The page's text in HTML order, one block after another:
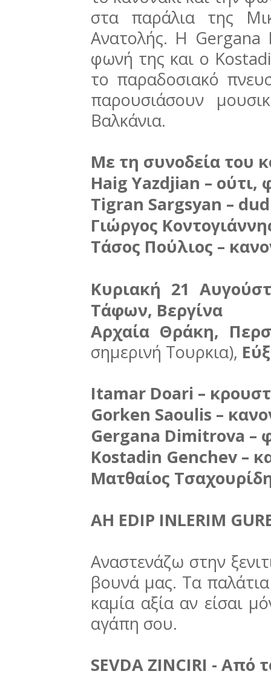
στα παράλια της
Ανατολής. Η Gergana
φωνή της και ο
το παραδοσιακό
παρουσιάσουν
Βαλκάνια.
Με τη συνοδεία του
Haig Yazdjian – ούτι,
Tigran Sargsyan –
Γιώργος
Τάσος Πούλιος –
Κυριακή 21
Τάφων, Βεργίνα
Αρχαία Θράκη,
σημερινή Τουρκια),
Itamar Doari –
Gorken Saoulis –
Gergana Dimitrova –
Kostadin Genchev –
Ματθαίος
AH EDIP INLERIM
Αναστενάζω στην
βουνά μας. Τα
καμία αξία αν είσαι
αγάπη σου.
SEVDA ZINCIRI - Από